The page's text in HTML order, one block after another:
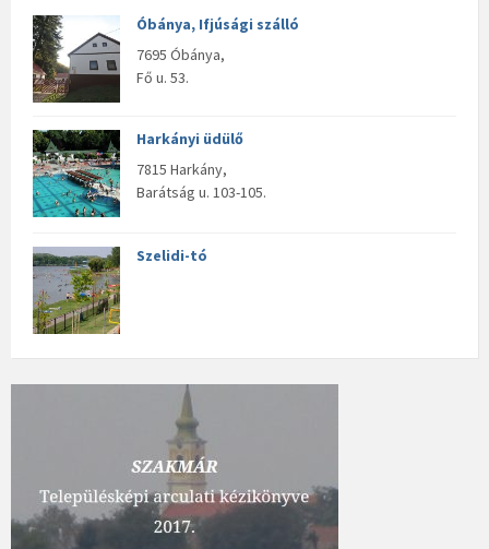
Óbánya, Ifjúsági szálló
7695 Óbánya,
Fő u. 53.
Harkányi üdülő
7815 Harkány,
Barátság u. 103-105.
Szelidi-tó